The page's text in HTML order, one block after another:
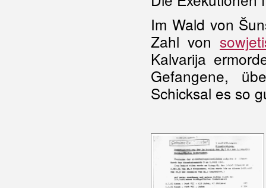
Im Wald von
Zahl von
Kalvarija
Gefangene,
Schicksal es so